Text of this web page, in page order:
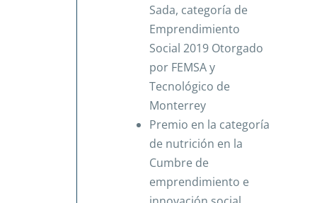
Sada, categoría de
Emprendimiento
Social 2019 Otorgado
por FEMSA y
Tecnológico de
Monterrey
Premio en la categoría
de nutrición en la
Cumbre de
emprendimiento e